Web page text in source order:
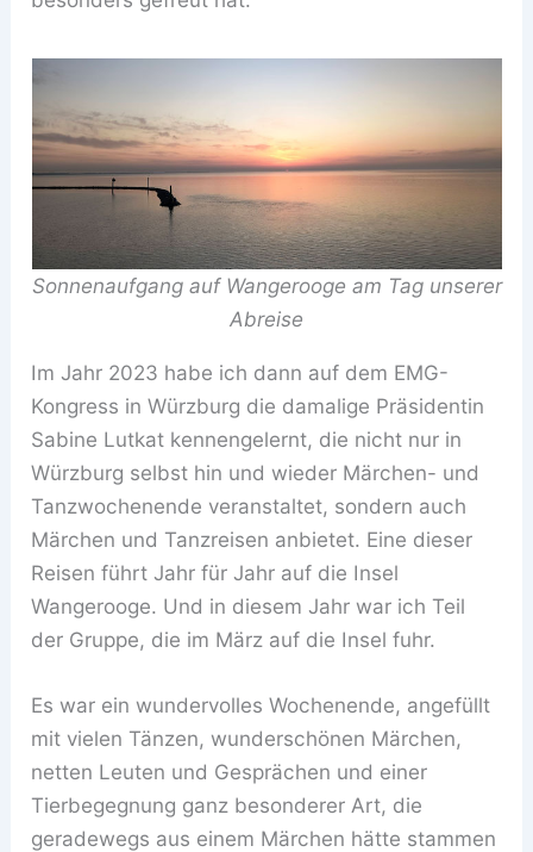
Sonnenaufgang auf Wangerooge am Tag unserer
Abreise
Im Jahr 2023 habe ich dann auf dem EMG-
Kongress in Würzburg die damalige Präsidentin
Sabine Lutkat kennengelernt, die nicht nur in
Würzburg selbst hin und wieder Märchen- und
Tanzwochenende veranstaltet, sondern auch
Märchen und Tanzreisen anbietet. Eine dieser
Reisen führt Jahr für Jahr auf die Insel
Wangerooge. Und in diesem Jahr war ich Teil
der Gruppe, die im März auf die Insel fuhr.
Es war ein wundervolles Wochenende, angefüllt
mit vielen Tänzen, wunderschönen Märchen,
netten Leuten und Gesprächen und einer
Tierbegegnung ganz besonderer Art, die
geradewegs aus einem Märchen hätte stammen